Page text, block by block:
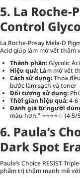
5. La Roche-
Control
La Roche-Posay Mela-D
Acid giúp làm mờ vết thâm
Thành phần:Glycolic
Hiệu quả: Làm mờ vết
Cách sử dụng:Thoa
bước làm sạch và toner
Đối tượng sử dụng:
Thời gian hiệu quả:4-6
Đánh giá từ người
màu hơn.” ⭐⭐⭐⭐☆ (4.5/
6. Paula’s
Dark Spot
Paula’s Choice RESIST
phẩm trị thâm mạnh mẽ